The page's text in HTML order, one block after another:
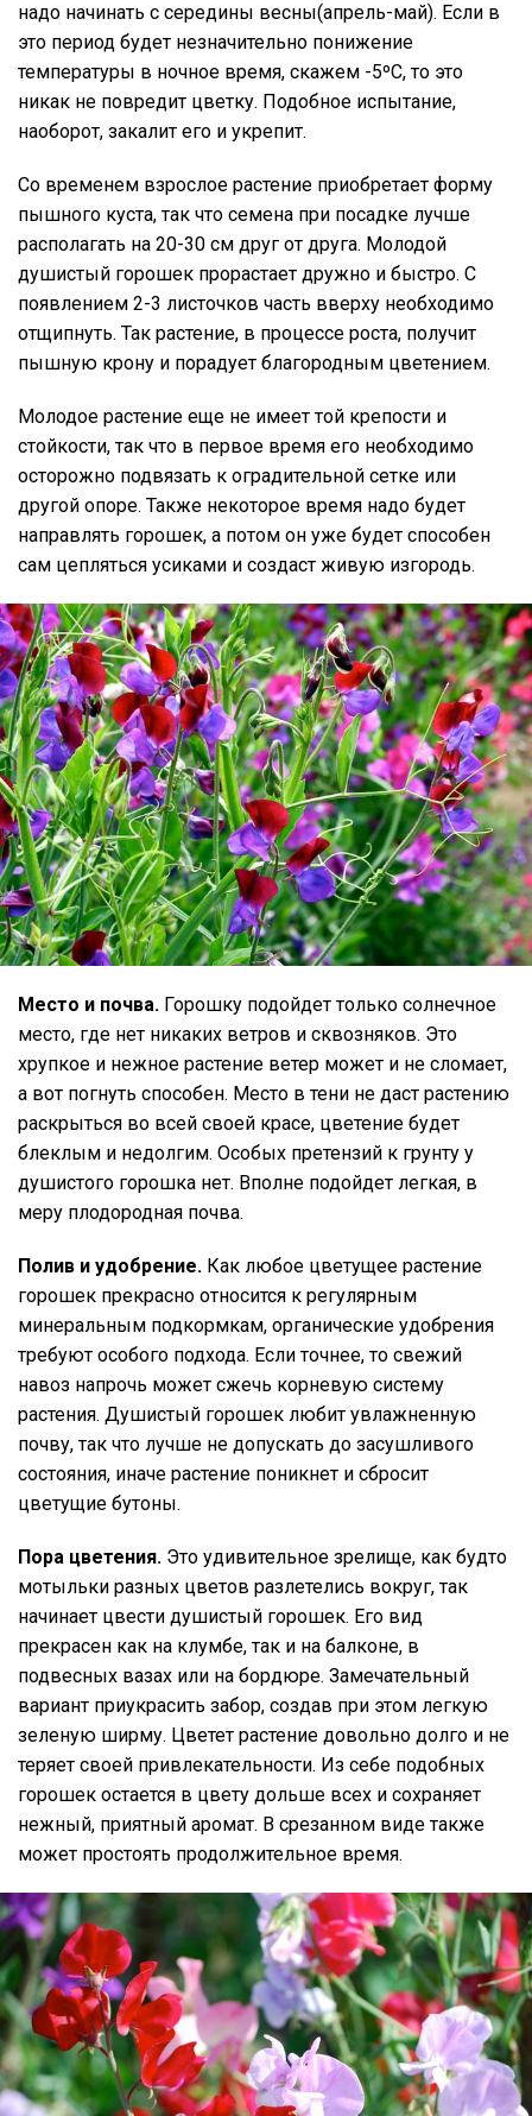
надо начинать с середины весны(апрель-май). Если в
это период будет незначительно понижение
температуры в ночное время, скажем -5ºС, то это
никак не повредит цветку. Подобное испытание,
наоборот, закалит его и укрепит.
Со временем взрослое растение приобретает форму
пышного куста, так что семена при посадке лучше
располагать на 20-30 см друг от друга. Молодой
душистый горошек прорастает дружно и быстро. С
появлением 2-3 листочков часть вверху необходимо
отщипнуть. Так растение, в процессе роста, получит
пышную крону и порадует благородным цветением.
Молодое растение еще не имеет той крепости и
стойкости, так что в первое время его необходимо
осторожно подвязать к оградительной сетке или
другой опоре. Также некоторое время надо будет
направлять горошек, а потом он уже будет способен
сам цепляться усиками и создаст живую изгородь.
Место и почва. Горошку подойдет только солнечное
место, где нет никаких ветров и сквозняков. Это
хрупкое и нежное растение ветер может и не сломает,
а вот погнуть способен. Место в тени не даст растению
раскрыться во всей своей красе, цветение будет
блеклым и недолгим. Особых претензий к грунту у
душистого горошка нет. Вполне подойдет легкая, в
меру плодородная почва.
Полив и удобрение. Как любое цветущее растение
горошек прекрасно относится к регулярным
минеральным подкормкам, органические удобрения
требуют особого подхода. Если точнее, то свежий
навоз напрочь может сжечь корневую систему
растения. Душистый горошек любит увлажненную
почву, так что лучше не допускать до засушливого
состояния, иначе растение поникнет и сбросит
цветущие бутоны.
Пора цветения. Это удивительное зрелище, как будто
мотыльки разных цветов разлетелись вокруг, так
начинает цвести душистый горошек. Его вид
прекрасен как на клумбе, так и на балконе, в
подвесных вазах или на бордюре. Замечательный
вариант приукрасить забор, создав при этом легкую
зеленую ширму. Цветет растение довольно долго и не
теряет своей привлекательности. Из себе подобных
горошек остается в цвету дольше всех и сохраняет
нежный, приятный аромат. В срезанном виде также
может простоять продолжительное время.